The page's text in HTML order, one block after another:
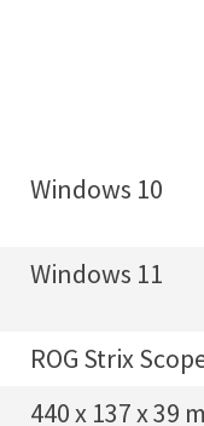
Windows 10
Windows 11
ROG Strix
440 x 137 x 39